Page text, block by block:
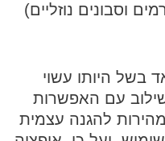
וסבונים נוזליים)
בשל היותו עשוי
עם האפשרות
להגנה עצמית